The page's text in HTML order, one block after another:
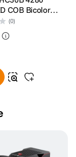
COB Bicolor
(0)